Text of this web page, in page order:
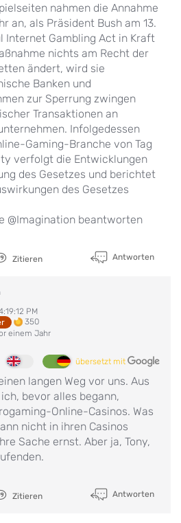
nahmen die Annahme
an, als Präsident Bush am 13.
Internet Gambling Act in Kraft
nichts am Recht der
ändert, wird sie
Banken und
zur Sperrung zwingen
Transaktionen an
Infolgedessen
Gaming-Branche von Tag
verfolgt die Entwicklungen
des Gesetzes und berichtet
des Gesetzes
@Imagination beantworten
Zitieren Antworten
PM
350
einem Jahr
übersetzt mit
langen Weg vor uns. Aus
bevor alles begann,
Online-Casinos. Was
nicht in ihren Casinos
Sache ernst. Aber ja, Tony,
Zitieren Antworten